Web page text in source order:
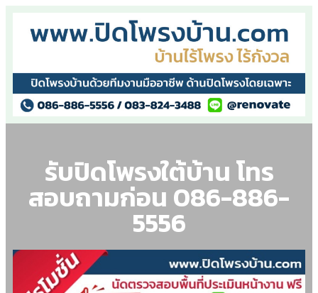
รับปิดโพรงใต้บ้าน โทร
สอบถามก่อน 086-886-
5556